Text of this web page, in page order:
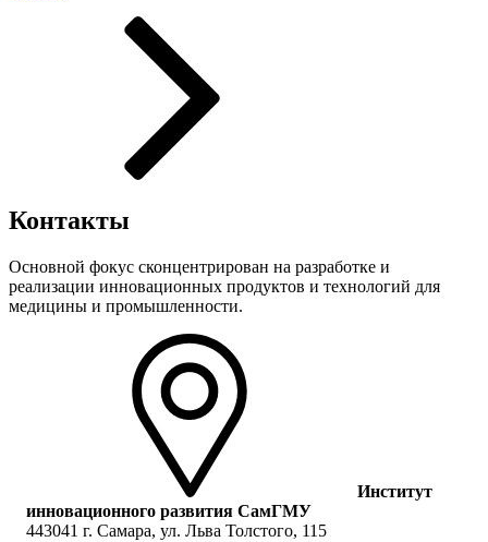
Контакты
Основной фокус сконцентрирован на разработке и
реализации инновационных продуктов и технологий для
медицины и промышленности.
Институт
инновационного развития СамГМУ
443041 г. Самара, ул. Льва Толстого, 115